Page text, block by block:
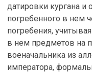
датировки кургана и
погребенного в нем
погребения,
в нем предметов на
военачальника из
императора,